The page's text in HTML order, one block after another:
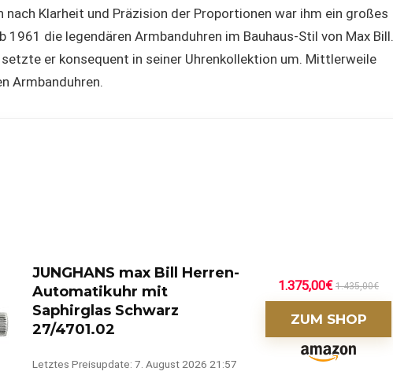
Klarheit und Präzision der Proportionen war ihm ein großes
die legendären Armbanduhren im Bauhaus-Stil von Max Bill.
er konsequent in seiner Uhrenkollektion um. Mittlerweile
Armbanduhren.
JUNGHANS max Bill Herren-
Automatikuhr mit
Saphirglas Schwarz
27/4701.02
Letztes Preisupdate: 7. August 2026 21:57
1.375,00€ 1.435,00€
ZUM SHOP